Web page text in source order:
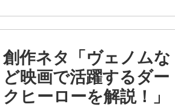
創作ネタ「ヴェノムな
ど映画で活躍するダー
クヒーローを解説！」